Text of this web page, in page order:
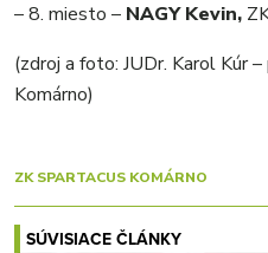
– 8. miesto – NAGY Kevin,
(zdroj a foto: JUDr. Karol Kúr
Komárno)
ZK SPARTACUS KOMÁRNO
SÚVISIACE ČLÁNKY